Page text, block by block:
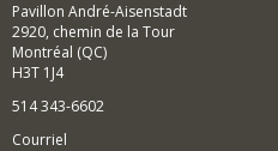
Pavillon André-Aisenstadt
2920, chemin de la Tour
Montréal (QC)
H3T 1J4
514 343-6602
Courriel